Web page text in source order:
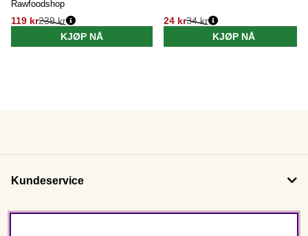
Rawfoodshop
119 kr239 kr
KJØP NÅ
24 kr34 kr
KJØP NÅ
Kundeservice